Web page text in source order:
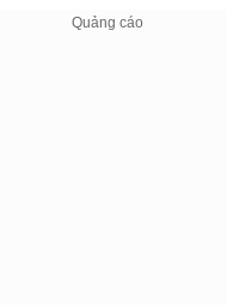
thông tin tài khoản